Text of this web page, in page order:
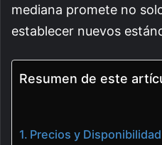
mediana promete no
establecer nuevos
Resumen de este
Precios y Disponibilidad